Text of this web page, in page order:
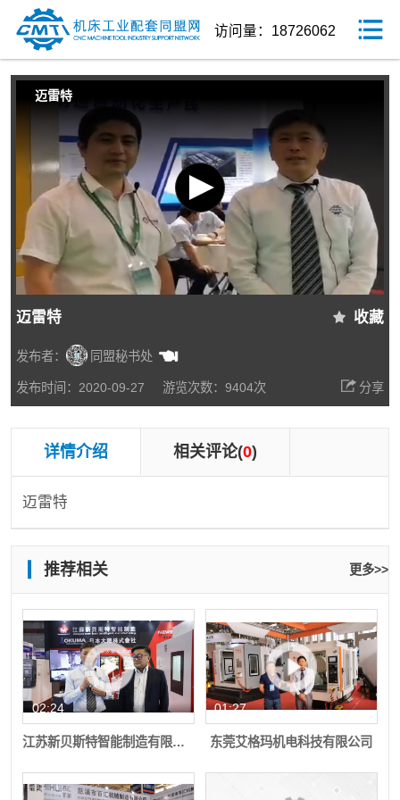
访问量：18726062
迈雷特
迈雷特 收藏
发布者： 同盟秘书处
发布时间：2020-09-27 游览次数：9404次 分享
详情介绍 相关评论(0)
迈雷特
推荐相关 更多>>
02:24
江苏新贝斯特智能制造有限公司
01:27
东莞艾格玛机电科技有限公司